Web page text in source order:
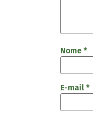
Nome *
E-mail *